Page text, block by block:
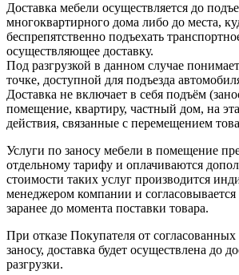
Доставка мебели осуществляется до
многоквартирного дома либо до места,
беспрепятственно подъехать
осуществляющее доставку.
Под разгрузкой в данном случае
точке, доступной для подъезда
Доставка не включает в себя подъём
помещение, квартиру, частный дом, на
действия, связанные с перемещением
Услуги по заносу мебели в помещение
отдельному тарифу и оплачиваются
стоимости таких услуг производится
менеджером компании и
заранее до момента поставки товара.
При отказе Покупателя от согласованных
заносу, доставка будет осуществлена до
разгрузки.